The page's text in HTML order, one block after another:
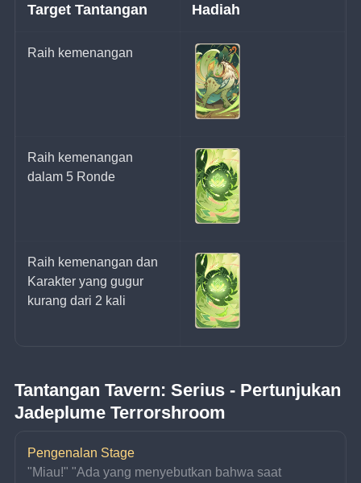
Target Tantangan Hadiah
Raih kemenangan
Raih kemenangan
dalam 5 Ronde
Raih kemenangan dan
Karakter yang gugur
kurang dari 2 kali
Tantangan Tavern: Serius - Pertunjukan
Jadeplume Terrorshroom
Pengenalan Stage
"Miau!" "Ada yang menyebutkan bahwa saat